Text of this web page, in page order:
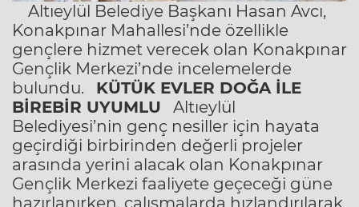
Altıeylül Belediye Başkanı Hasan Avcı,
Konakpınar Mahallesi’nde özellikle
gençlere hizmet verecek olan Konakpınar
Gençlik Merkezi’nde incelemelerde
bulundu. KÜTÜK EVLER DOĞA İLE
BİREBİR UYUMLU Altıeylül
Belediyesi’nin genç nesiller için hayata
geçirdiği birbirinden değerli projeler
arasında yerini alacak olan Konakpınar
Gençlik Merkezi faaliyete geçeceği güne
hazırlanırken, çalışmalarda hızlandırılarak